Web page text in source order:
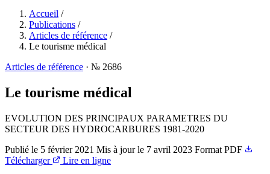
Accueil /
Publications /
Articles de référence /
Le tourisme médical
Articles de référence · № 2686
Le tourisme médical
EVOLUTION DES PRINCIPAUX PARAMETRES DU
SECTEUR DES HYDROCARBURES 1981-2020
Publié le 5 février 2021 Mis à jour le 7 avril 2023 Format PDF
Télécharger
Lire en ligne